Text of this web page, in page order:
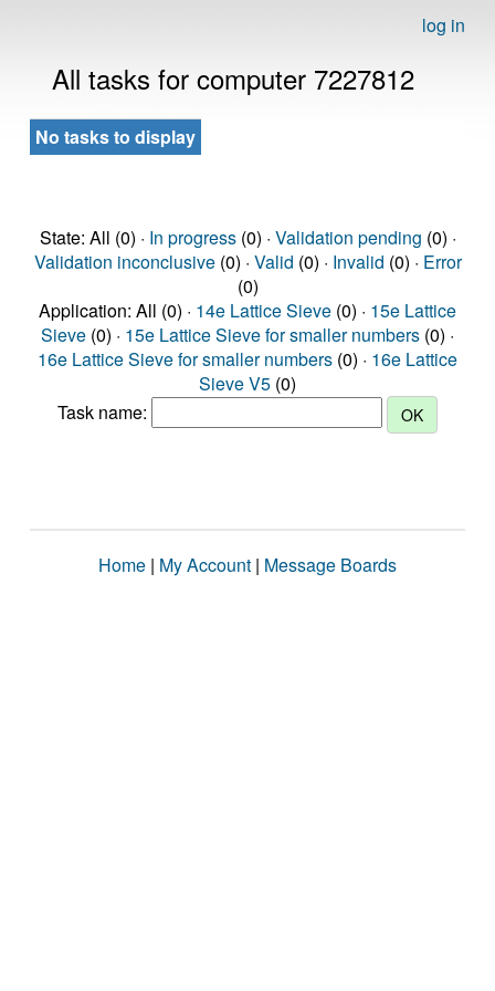
log in
All tasks for computer 7227812
No tasks to display
State: All (0) · In progress(0) · Validation pending (0) ·
Validation inconclusive(0) · Valid (0) · Invalid (0) · Error
(0)
Application: All (0) · 14e Lattice Sieve (0) · 15e Lattice
Sieve (0) · 15e Lattice Sieve for smaller numbers (0) ·
16e Lattice Sieve for smaller numbers (0) · 16e Lattice
Sieve V5 (0)
Task name:
Home | My Account | Message Boards